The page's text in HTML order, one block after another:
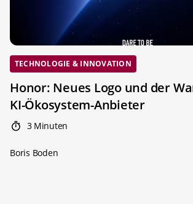
TECHNOLOGIE & INNOVATION
Honor: Neues Logo und der
KI-Ökosystem-Anbieter
3 Minuten
Boris Boden